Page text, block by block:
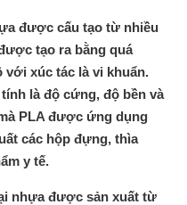
được cấu tạo từ nhiều
tạo ra bằng quá
với xúc tác là vi khuẩn.
là độ cứng, độ bền và
PLA được ứng dụng
các hộp đựng, thìa
y tế.
nhựa được sản xuất từ